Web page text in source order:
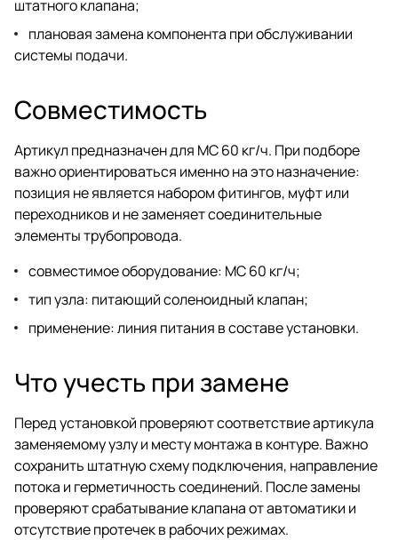
штатного клапана;
плановая замена компонента при обслуживании
системы подачи.
Совместимость
Артикул предназначен для MC 60 кг/ч. При подборе
важно ориентироваться именно на это назначение:
позиция не является набором фитингов, муфт или
переходников и не заменяет соединительные
элементы трубопровода.
совместимое оборудование: MC 60 кг/ч;
тип узла: питающий соленоидный клапан;
применение: линия питания в составе установки.
Что учесть при замене
Перед установкой проверяют соответствие артикула
заменяемому узлу и месту монтажа в контуре. Важно
сохранить штатную схему подключения, направление
потока и герметичность соединений. После замены
проверяют срабатывание клапана от автоматики и
отсутствие протечек в рабочих режимах.